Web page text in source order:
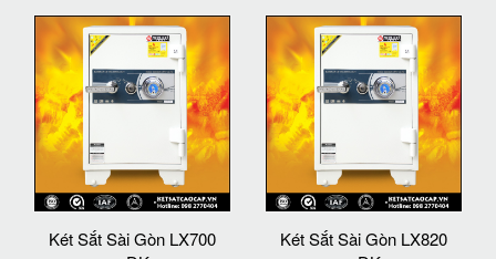
Két Sắt Sài Gòn LX700
Két Sắt Sài Gòn LX820